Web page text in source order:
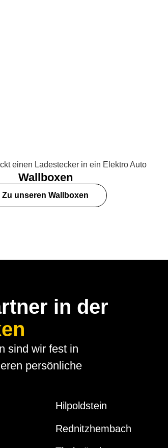
Wallboxen
Zu unseren Wallboxen
in der
sind wir fest in
persönliche
Hilpoldstein
Rednitzhembach